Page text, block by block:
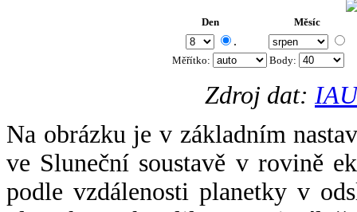
Den Měsíc
.
Měřítko: Body:
Zdroj dat:
Na obrázku je v základním
ve Sluneční soustavě v rovině
podle vzdálenosti planetky v